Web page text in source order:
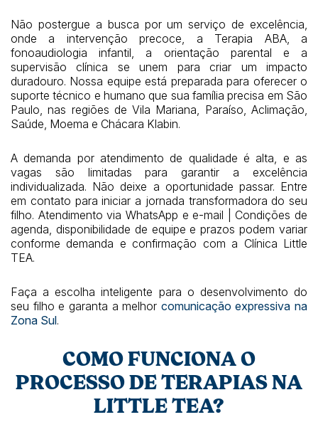
Não postergue a busca por um serviço de excelência,
onde a intervenção precoce, a Terapia ABA, a
fonoaudiologia infantil, a orientação parental e a
supervisão clínica se unem para criar um impacto
duradouro. Nossa equipe está preparada para oferecer o
suporte técnico e humano que sua família precisa em São
Paulo, nas regiões de Vila Mariana, Paraíso, Aclimação,
Saúde, Moema e Chácara Klabin.
A demanda por atendimento de qualidade é alta, e as
vagas são limitadas para garantir a excelência
individualizada. Não deixe a oportunidade passar. Entre
em contato para iniciar a jornada transformadora do seu
filho. Atendimento via WhatsApp e e-mail | Condições de
agenda, disponibilidade de equipe e prazos podem variar
conforme demanda e confirmação com a Clínica Little
TEA.
Faça a escolha inteligente para o desenvolvimento do
seu filho e garanta a melhor comunicação expressiva na
Zona Sul.
COMO FUNCIONA O
PROCESSO DE TERAPIAS NA
LITTLE TEA?